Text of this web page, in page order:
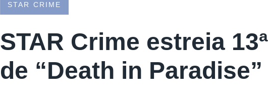
STAR CRIME
STAR Crime estreia
de “Death in Paradise”